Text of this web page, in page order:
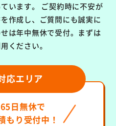
います。
ご契約時に不安が
作成し、ご質問にも誠実に
は年中無休で受付。まずは
ください。
応エリア
日無休で
もり受付中！